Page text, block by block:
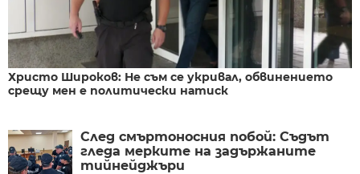
Христо Широков: Не съм се укривал, обвинението
срещу мен е политически натиск
След смъртоносния побой: Съдът
гледа мерките на задържаните
тийнейджъри